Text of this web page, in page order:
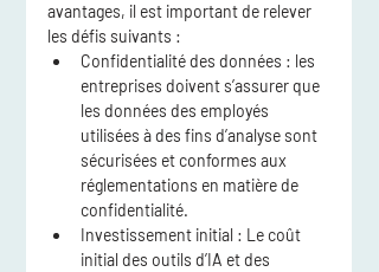
avantages, il est important de relever
les défis suivants :
Confidentialité des données : les
entreprises doivent s’assurer que
les données des employés
utilisées à des fins d’analyse sont
sécurisées et conformes aux
réglementations en matière de
confidentialité.
Investissement initial : Le coût
initial des outils d’IA et des